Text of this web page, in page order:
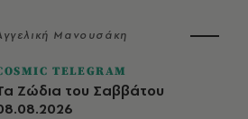
Μανουσάκη
TELEGRAM
Ζώδια του Σαββάτου